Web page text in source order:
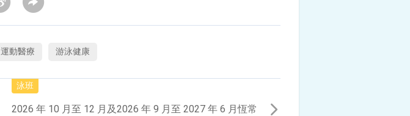
運動醫療 游泳健康
泳班
2026 年 10 月至 12 月及2026 年 9 月至 2027 年 6 月恆常